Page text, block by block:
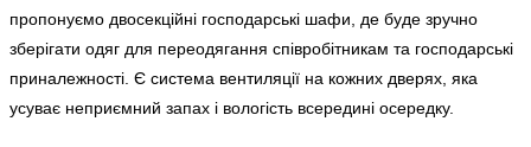
пропонуємо двосекційні господарські шафи, де буде зручно
зберігати одяг для переодягання співробітникам та господарські
приналежності. Є система вентиляції на кожних дверях, яка
усуває неприємний запах і вологість всередині осередку.